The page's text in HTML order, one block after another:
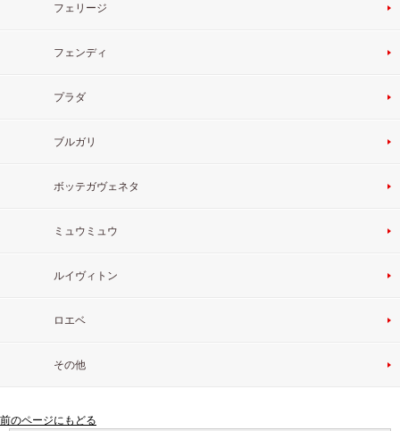
フェリージ
フェンディ
プラダ
ブルガリ
ボッテガヴェネタ
ミュウミュウ
ルイヴィトン
ロエベ
その他
前のページにもどる